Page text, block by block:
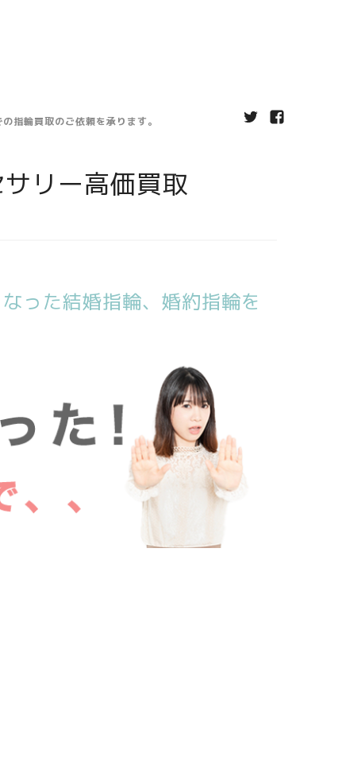
指輪買取のご依頼を承ります。
リー高価買取
った結婚指輪、婚約指輪を